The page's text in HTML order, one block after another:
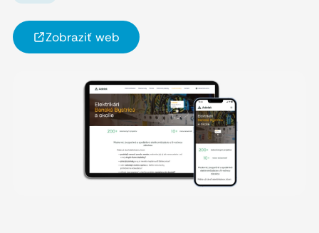
Zobraziť web